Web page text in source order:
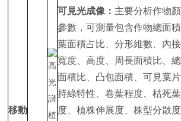
移動
可見光成像： 主要分析作物
參數，可測量包含作物總面
葉面積占比、分形維數、內
寬度、高度、周長面積比、
面積比、凸包面積、可見葉
持綠特性、卷葉程度、枯死
度、植株伸展度、株型分散度